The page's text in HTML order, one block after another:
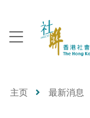
主页 最新消息